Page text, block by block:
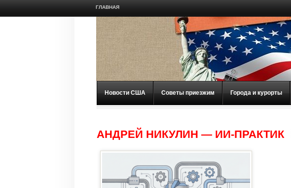
ГЛАВНАЯ
Новости США Советы приезжим Города и курорты
АНДРЕЙ НИКУЛИН — ИИ-ПРАКТИК